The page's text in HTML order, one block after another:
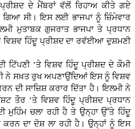
ਦੇ ਮੈਂਬਰਾਂ ਵੱਲੋਂ ਰਿਹਾਅ ਕੀਤੇ ਗਏ
ਗਿਆ ਸੀ। ਇਸ ਲਈ ਭਾਜਪਾ ਨੂੰ ਜ਼ਿੰਮੇਵਾਰ
ਮੁਤਾਬਕ ਗੁਜਰਾਤ ਭਾਜਪਾ ਤੇ ਪ੍ਰਧਾਨ
ਵਿਸ਼ਵ ਹਿੰਦੂ ਪ੍ਰੀਸ਼ਦ ਦਾ ਰਵੱਈਆ ਦੁਸ਼ਮਣੀ
’ਤੇ ਵਿਸ਼ਵ ਹਿੰਦੂ ਪ੍ਰੀਸ਼ਦ ਦੇ ਕੌਮੀ
ਨੇ ਸਖ਼ਤ ਰੁਖ ਅਪਣਾਉਂਦਿਆਂ ਇਸ ਨੂੰ ਵਿਸ਼ਵ
ਦੀ ਸਾਜ਼ਿਸ਼ ਕਰਾਰ ਦਿੱਤਾ ਹੈ। ਇਲਮੀ ਨੇ
ਤੌਰ ’ਤੇ ਵਿਸ਼ਵ ਹਿੰਦੂ ਪ੍ਰੀਸ਼ਦ ਪ੍ਰਧਾਨ
ਮੁਹਿੰਮ ਚਲਾ ਰਹੀ ਹੈ ਤੇ ਉਨ੍ਹਾ ਉੱਤੇ ਹਿੰਦੂ
ਕਰਨ ਦਾ ਦੋਸ਼ ਲਾ ਰਹੀ ਹੈ। ਉਨ੍ਹਾਂ ਨੂੰ ਇਸ